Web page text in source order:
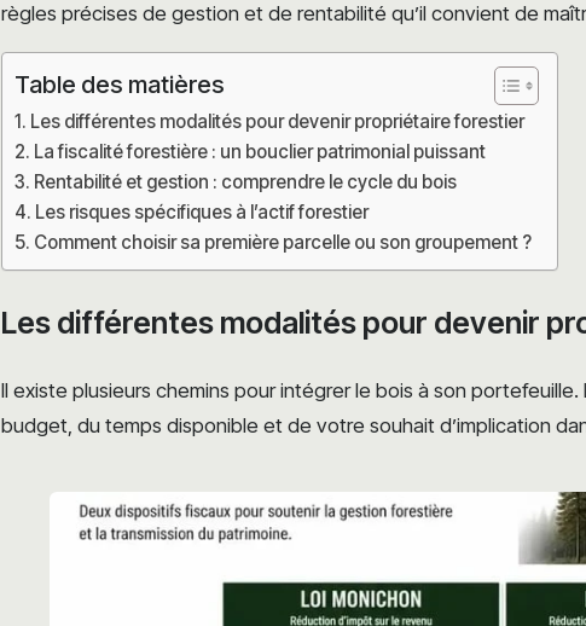
règles précises de gestion et de rentabilité qu’il convient de
Table des matières
Les différentes modalités pour devenir propriétaire forestier
La fiscalité forestière : un bouclier patrimonial puissant
Rentabilité et gestion : comprendre le cycle du bois
Les risques spécifiques à l’actif forestier
Comment choisir sa première parcelle ou son groupement ?
Les différentes modalités pour devenir
Il existe plusieurs chemins pour intégrer le bois à son
budget, du temps disponible et de votre souhait d’implication